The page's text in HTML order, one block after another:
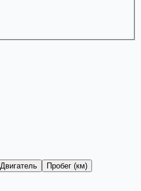
Двигатель
Пробег (км)